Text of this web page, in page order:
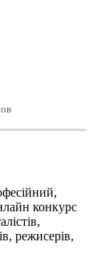
конкурс
режисерів,